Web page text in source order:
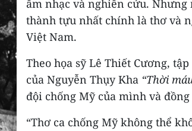
âm nhạc và nghiên cứu.
thành tựu nhất chính là thơ và
Việt Nam.
Theo họa sỹ Lê Thiết Cương,
của Nguyễn Thụy Kha “Thời
đội chống Mỹ của mình và
“Thơ ca chống Mỹ không thể